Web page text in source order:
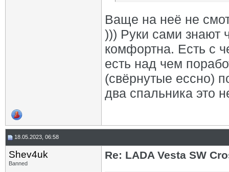
Ваще на неё не
))) Руки сами знают
комфортна. Есть с
есть над чем
(свёрнутые ессно)
два спальника это
18.05.2023, 06:58
Shev4uk
Banned
Re: LADA Vesta SW